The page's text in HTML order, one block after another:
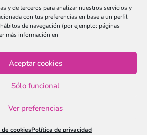
y de terceros para analizar nuestros servicios y
con tus preferencias en base a un perfil
de navegación (por ejemplo: páginas
más información en
Aceptar cookies
Sólo funcional
Ver preferencias
cookiesPolítica de privacidad
Graphenano.